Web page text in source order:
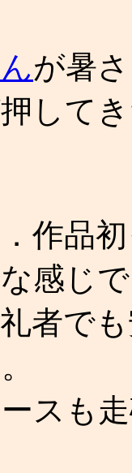
が暑
して
作品
感じで
者で
スも